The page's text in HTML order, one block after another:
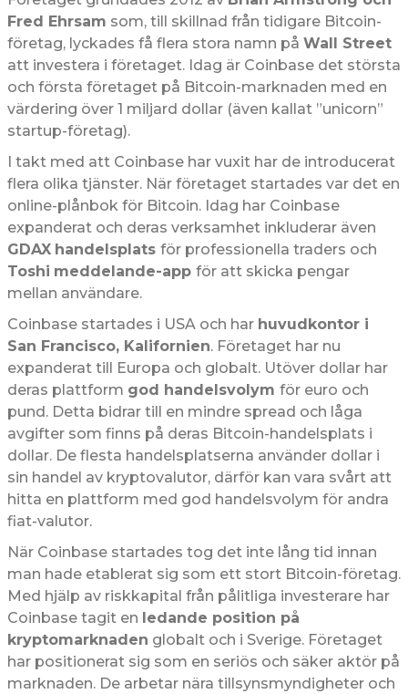
Fred Ehrsam som, till skillnad från tidigare Bitcoin-
företag, lyckades få flera stora namn på Wall Street
att investera i företaget. Idag är Coinbase det största
och första företaget på Bitcoin-marknaden med en
värdering över 1 miljard dollar (även kallat ”unicorn”
startup-företag).
I takt med att Coinbase har vuxit har de introducerat
flera olika tjänster. När företaget startades var det en
online-plånbok för Bitcoin. Idag har Coinbase
expanderat och deras verksamhet inkluderar även
GDAX handelsplats för professionella traders och
Toshi meddelande-app för att skicka pengar
mellan användare.
Coinbase startades i USA och har huvudkontor i
San Francisco, Kalifornien. Företaget har nu
expanderat till Europa och globalt. Utöver dollar har
deras plattform god handelsvolym för euro och
pund. Detta bidrar till en mindre spread och låga
avgifter som finns på deras Bitcoin-handelsplats i
dollar. De flesta handelsplatserna använder dollar i
sin handel av kryptovalutor, därför kan vara svårt att
hitta en plattform med god handelsvolym för andra
fiat-valutor.
När Coinbase startades tog det inte lång tid innan
man hade etablerat sig som ett stort Bitcoin-företag.
Med hjälp av riskkapital från pålitliga investerare har
Coinbase tagit en ledande position på
kryptomarknaden globalt och i Sverige. Företaget
har positionerat sig som en seriös och säker aktör på
marknaden. De arbetar nära tillsynsmyndigheter och